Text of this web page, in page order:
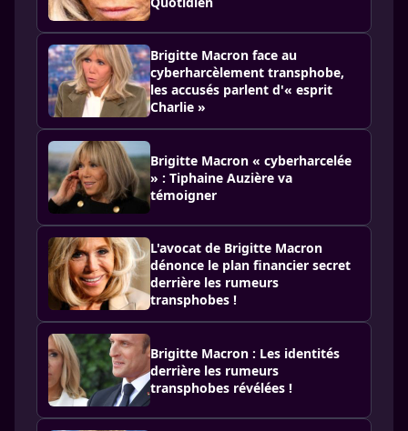
Brigitte Macron face au
cyberharcèlement transphobe,
les accusés parlent d'« esprit
Charlie »
Brigitte Macron « cyberharcelée
» : Tiphaine Auzière va
témoigner
L'avocat de Brigitte Macron
dénonce le plan financier secret
derrière les rumeurs
transphobes !
Brigitte Macron : Les identités
derrière les rumeurs
transphobes révélées !